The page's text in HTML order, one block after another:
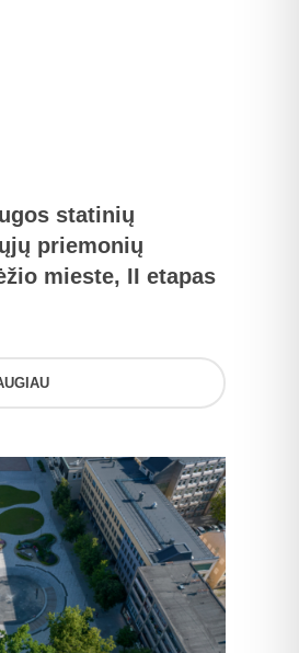
statinių
priemonių
mieste, II etapas